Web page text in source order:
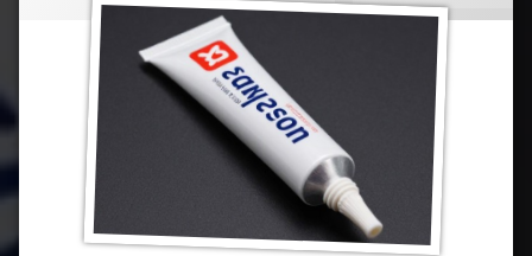
Электромонтаж
Юмор